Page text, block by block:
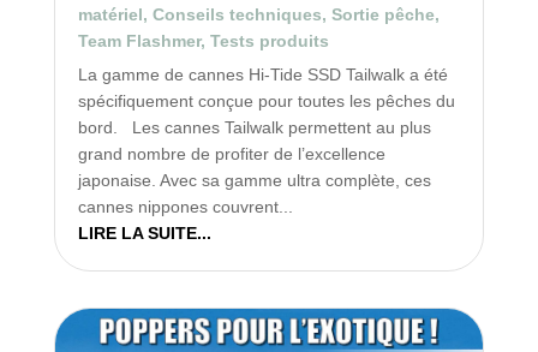
matériel, Conseils techniques, Sortie pêche,
Team Flashmer, Tests produits
La gamme de cannes Hi-Tide SSD Tailwalk a été
spécifiquement conçue pour toutes les pêches du
bord. Les cannes Tailwalk permettent au plus
grand nombre de profiter de l’excellence
japonaise. Avec sa gamme ultra complète, ces
cannes nippones couvrent...
LIRE LA SUITE...